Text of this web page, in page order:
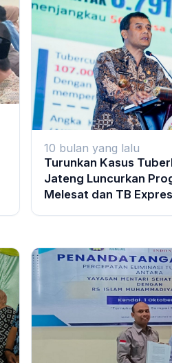
10 bulan yang lalu
Turunkan Kasus
Jateng Luncurkan
Melesat dan TB